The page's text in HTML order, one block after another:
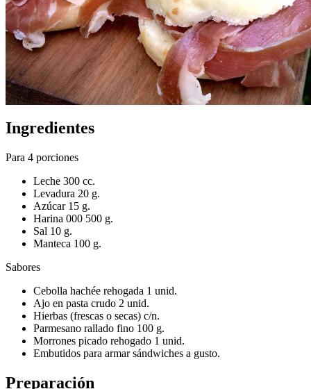
Ingredientes
Para 4 porciones
Leche 300 cc.
Levadura 20 g.
Azúcar 15 g.
Harina 000 500 g.
Sal 10 g.
Manteca 100 g.
Sabores
Cebolla hachée rehogada 1 unid.
Ajo en pasta crudo 2 unid.
Hierbas (frescas o secas) c/n.
Parmesano rallado fino 100 g.
Morrones picado rehogado 1 unid.
Embutidos para armar sándwiches a gusto.
Preparación